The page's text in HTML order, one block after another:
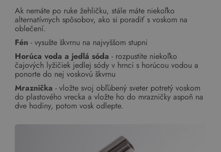
Ak nemáte po ruke žehličku, stále máte niekoľko
alternatívnych spôsobov, ako si poradiť s voskom na
oblečení.
Fén - vysušte škvrnu na najvyššom stupni
Horúca voda a jedlá sóda - rozpustite niekoľko
čajových lyžičiek jedlej sódy v hrnci s horúcou vodou a
ponorte do nej voskovú škvrnu
Mraznička - vložte svoj obľúbený sveter potretý voskom
do plastového vrecka a vložte ho do mrazničky aspoň na
dve hodiny, potom vosk odlepte.